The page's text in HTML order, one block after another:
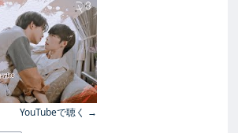
YouTubeで聴く →